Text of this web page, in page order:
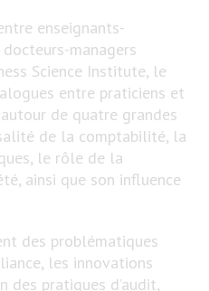
enseignants-
managers
Science Institute, le
entre praticiens et
de quatre grandes
de la comptabilité, la
le rôle de la
ainsi que son influence
des problématiques
les innovations
des pratiques d’audit,